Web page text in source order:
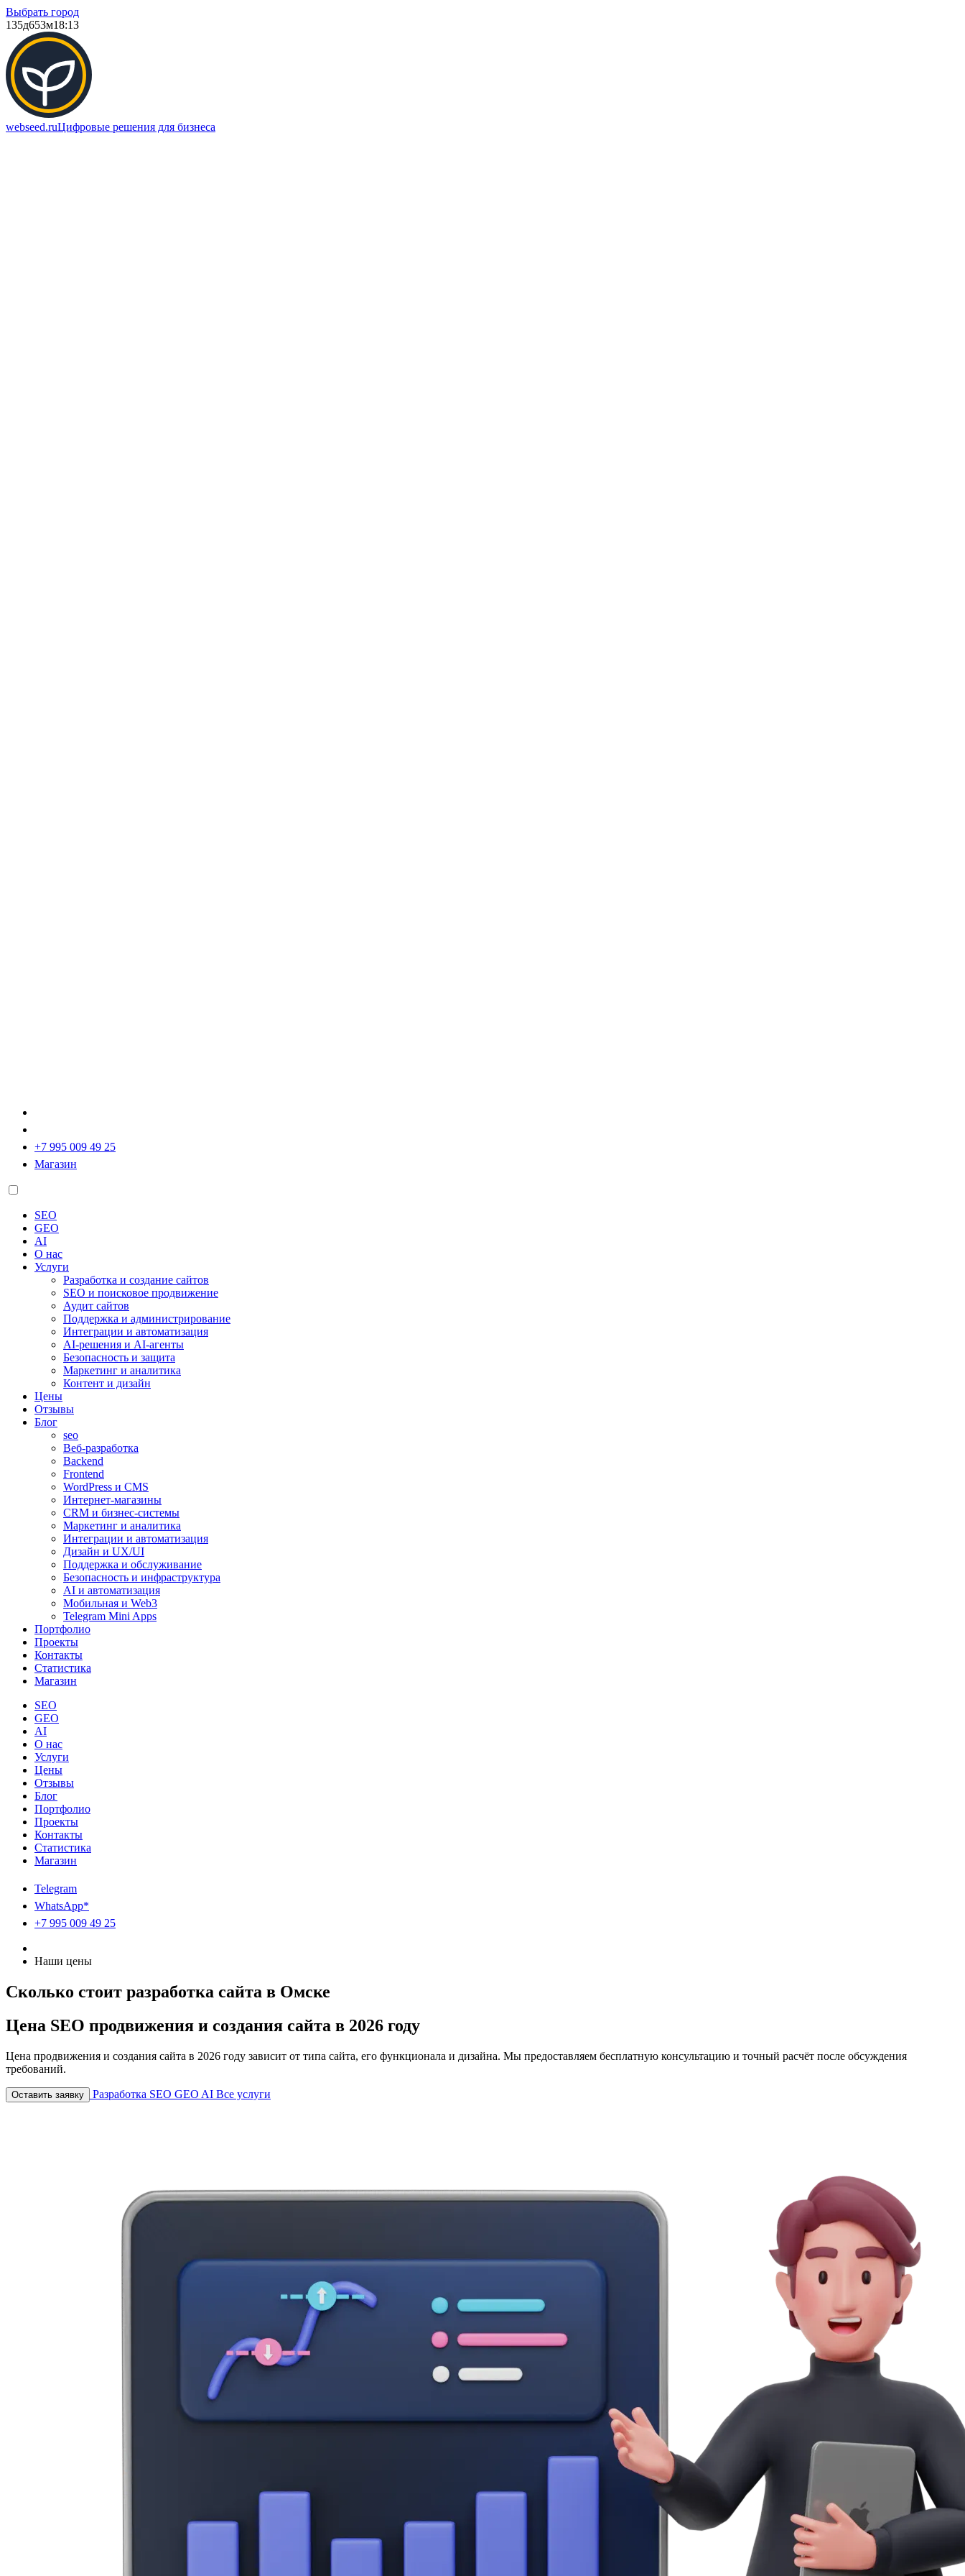
Выбрать город
135д653м18:13
webseed.ruЦифровые решения для бизнеса
+7 995 009 49 25
Магазин
SEO
GEO
AI
О нас
Услуги
Разработка и создание сайтов
SEO и поисковое продвижение
Аудит сайтов
Поддержка и администрирование
Интеграции и автоматизация
AI-решения и AI-агенты
Безопасность и защита
Маркетинг и аналитика
Контент и дизайн
Цены
Отзывы
Блог
seo
Веб-разработка
Backend
Frontend
WordPress и CMS
Интернет-магазины
CRM и бизнес-системы
Маркетинг и аналитика
Интеграции и автоматизация
Дизайн и UX/UI
Поддержка и обслуживание
Безопасность и инфраструктура
AI и автоматизация
Мобильная и Web3
Telegram Mini Apps
Портфолио
Проекты
Контакты
Статистика
Магазин
SEO
GEO
AI
О нас
Услуги
Цены
Отзывы
Блог
Портфолио
Проекты
Контакты
Статистика
Магазин
Telegram
WhatsApp*
+7 995 009 49 25
Наши цены
Сколько стоит разработка сайта в Омске
Цена SEO продвижения и создания сайта в 2026 году
Цена продвижения и создания сайта в 2026 году зависит от типа сайта, его функционала и дизайна. Мы предоставляем бесплатную консультацию и точный расчёт после обсуждения
требований.
Оставить заявку Разработка SEO GEO AI Все услуги